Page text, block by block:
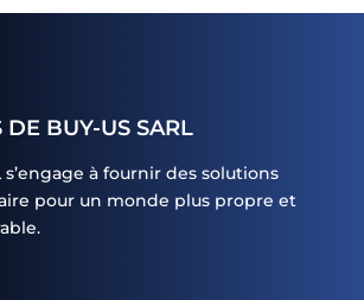
DE BUY-US SARL
s’engage à fournir des solutions
pour un monde plus propre et